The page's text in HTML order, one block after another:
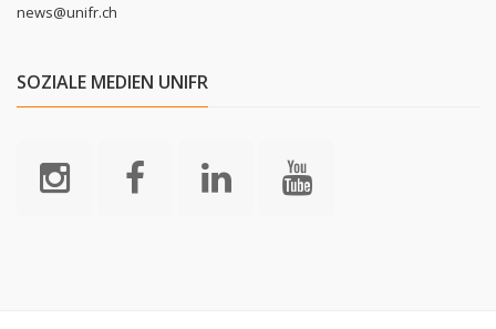
news@unifr.ch
SOZIALE MEDIEN UNIFR